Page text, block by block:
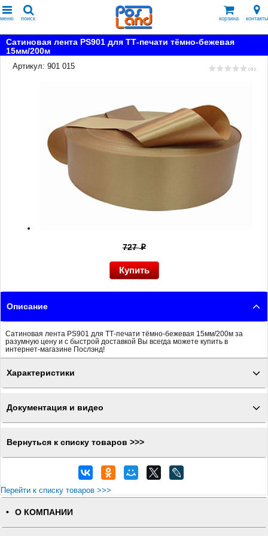
меню поиск корзина контакты
Сатиновая лента PS901 для ТТ-печати тёмно-бежевая
15мм/200м
Артикул: 901 015
( 0 )
727p
Описание
Сатиновая лента PS901 для ТТ-печати тёмно-бежевая 15мм/200м за
разумную цену и с быстрой доставкой Вы всегда можете купить в
интернет-магазине Послэнд!
Характеристики
Документация и видео
Вернуться к списку товаров >>>
Перейти к списку товаров >>>
О КОМПАНИИ